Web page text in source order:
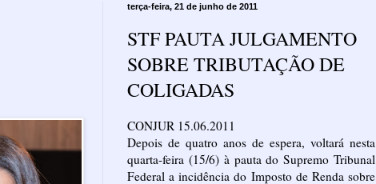
terça-feira, 21 de junho de 2011
STF PAUTA JULGAMENTO
SOBRE TRIBUTAÇÃO DE
COLIGADAS
CONJUR 15.06.2011
Depois de quatro anos de espera, voltará nesta
quarta-feira (15/6) à pauta do Supremo Tribunal
Federal a incidência do Imposto de Renda sobre